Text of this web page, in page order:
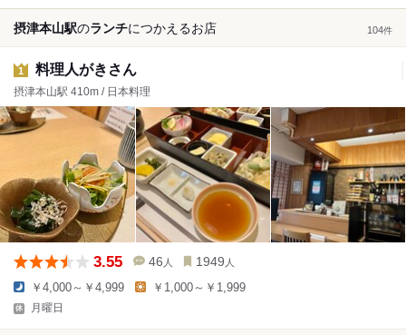
摂津本山駅のランチにつかえるお店 104件
1 料理人がきさん
摂津本山駅 410m / 日本料理
3.55 46 人 1949 人
￥4,000～￥4,999 ￥1,000～￥1,999
月曜日